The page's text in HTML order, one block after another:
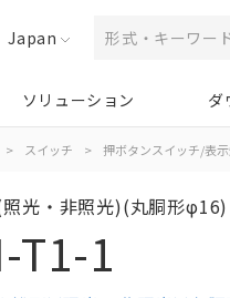
Japan
ソリューション ダ
> スイッチ > 押ボタンスイッチ/表
光・非照光)(丸胴形φ16)
T1-1